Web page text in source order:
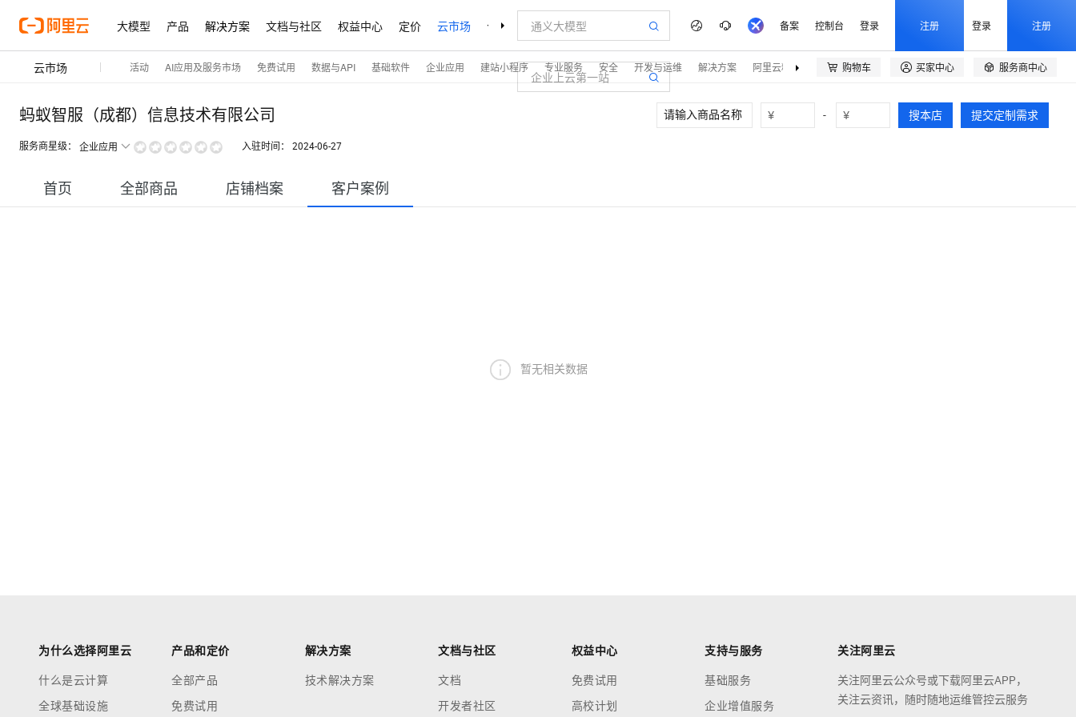
大模型 产品 解决方案 文档与社区 权益中心 定价 云市场 合作伙伴 支持与服务 了解阿里云 备案 控制台 登录 注册 登录 注册
云市场 活动 AI应用及服务市场 免费试用 数据与API 基础软件 企业应用 建站小程序 专业服务 安全 开发与运维 解决方案 阿里云精选 伙伴招募
 购物车  买家中心  服务商中心
蚂蚁智服（成都）信息技术有限公司
服务商星级： 企业应用 入驻时间： 2024-06-27
¥ - ¥ 搜本店 提交定制需求
首页 全部商品 店铺档案 客户案例
暂无相关数据
为什么选择阿里云
什么是云计算
全球基础设施
产品和定价
全部产品
免费试用
解决方案
技术解决方案
文档与社区
文档
开发者社区
权益中心
免费试用
高校计划
支持与服务
基础服务
企业增值服务
关注阿里云
关注阿里云公众号或下载阿里云APP，
关注云资讯，随时随地运维管控云服务